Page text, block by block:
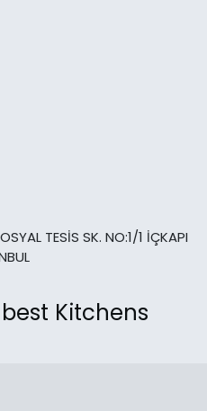
Kitchens
TESİS SK. NO:1/1 İÇKAPI